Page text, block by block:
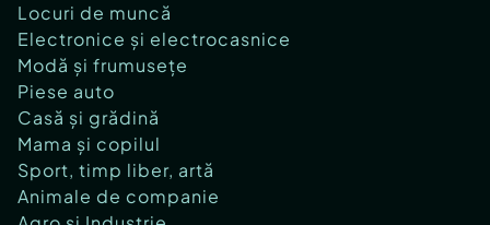
Locuri de muncă
Electronice și electrocasnice
Modă și frumusețe
Piese auto
Casă și grădină
Mama și copilul
Sport, timp liber, artă
Animale de companie